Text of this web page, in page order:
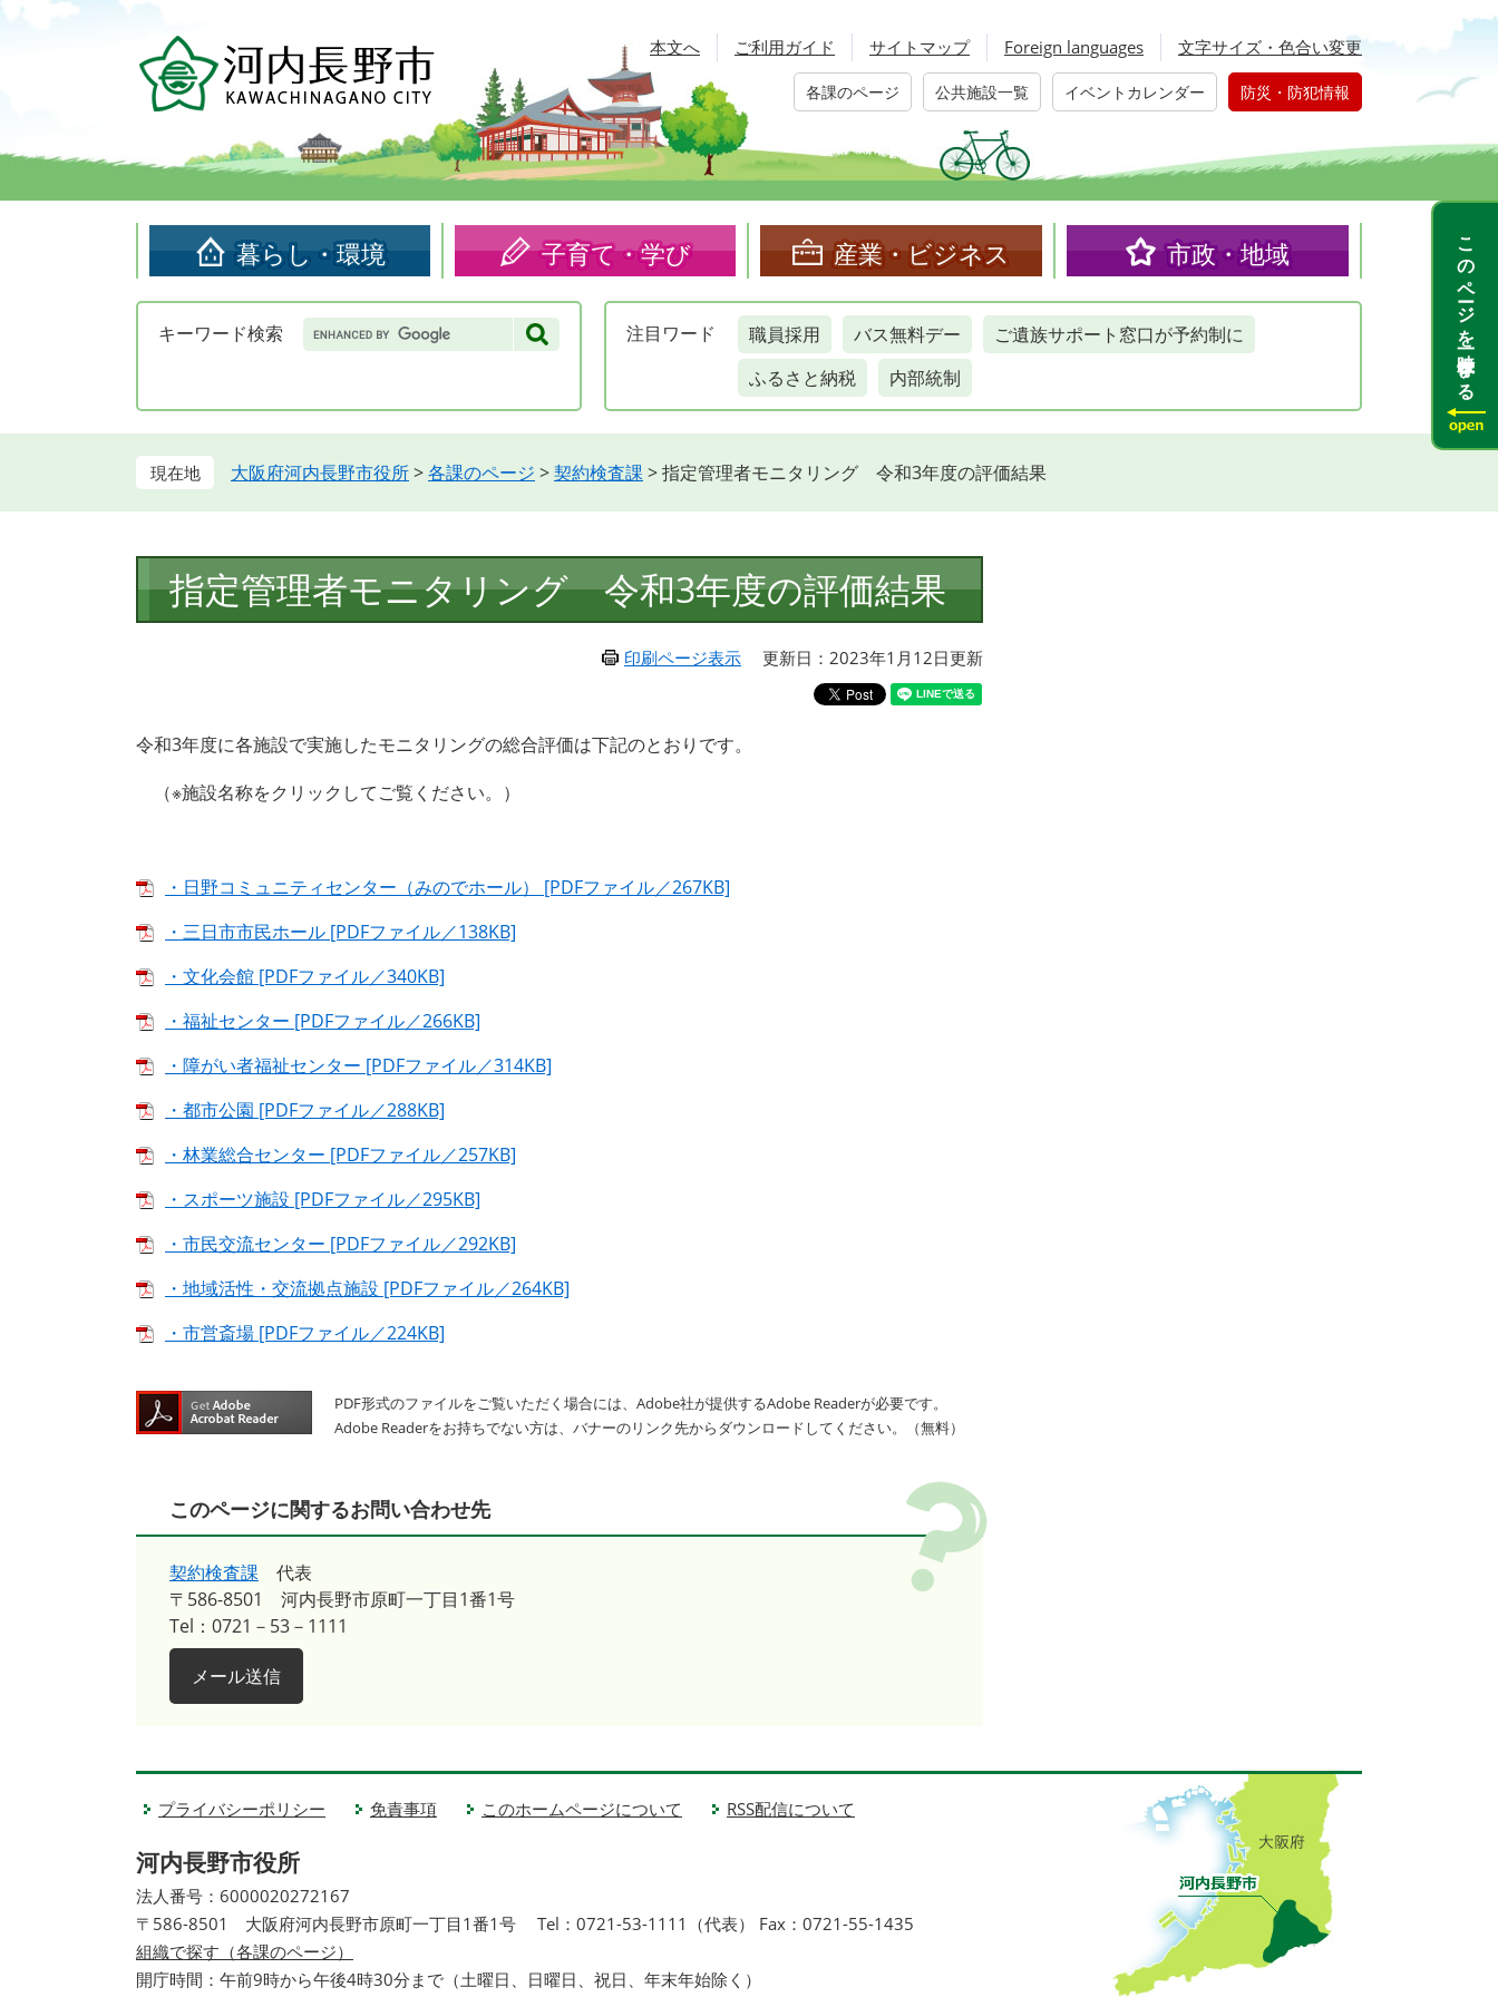
頭
す。
飛
し
本文へ ご利用ガイド サイトマップ Foreign languages 文字サイズ・色合い変更
各課のページ 公共施設一覧 イベントカレンダー 防災・防犯情報
暮らし・環境 子育て・学び 産業・ビジネス 市政・地域
キーワード検索 Google
カ
検
注目 ワード 職員採用 バス無料デー
ご遺族サポート窓口が予約制に
ふるさと納税
内部統制
大阪府河内長野市役所>各課のページ >契約検査課 >指定管理者モニタリング 令和3年度の評価結果
文
指定管理者モニタリング 令和3年度の評価結果
印刷ページ表示 更新日：2023年1月12日更新
令和3年度に各施設で実施したモニタリングの総合評価は下記のとおりです。
（※施設名称をクリックしてご覧ください。）
・日野コミュニティセンター（みのでホール） [PDFファイル／267KB]
・三日市市民ホール [PDFファイル／138KB]
・文化会館 [PDFファイル／340KB]
・福祉センター [PDFファイル／266KB]
・障がい者福祉センター [PDFファイル／314KB]
・都市公園 [PDFファイル／288KB]
・林業総合センター [PDFファイル／257KB]
・スポーツ施設 [PDFファイル／295KB]
・市民交流センター [PDFファイル／292KB]
・地域活性・交流拠点施設 [PDFファイル／264KB]
・市営斎場 [PDFファイル／224KB]
PDF形式のファイルをご覧いただく場合には、Adobe社が提供するAdobe Readerが必要です。
Adobe Readerをお持ちでない方は、バナーのリンク先からダウンロードしてください。（無料）
このページに関するお問い合わせ先
契約検査課
代表
〒586-8501
河内長野市原町一丁目1番1号
Tel：0721－53－1111
メール送信
プライバシーポリシー 免責事項 このホームページについて RSS配信について
河内長野市役所
法人番号：6000020272167
〒586-8501 大阪府河内長野市原町一丁目1番1号
Tel：0721-53-1111（代表） Fax：0721-55-1435
組織で探す（各課のページ）
開庁時間：午前9時から午後4時30分まで（土曜日、日曜日、祝日、年末年始除く）
このページを一時保存する